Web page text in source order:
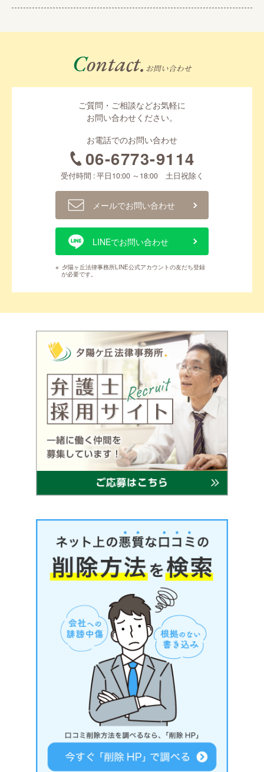
Contact. お問い合わせ
ご質問・ご相談などお気軽に
お問い合わせください。
お電話でのお問い合わせ
06-6773-9114
受付時間 : 平日10:00 ～18:00 土日祝除く
メールでお問い合わせ
LINEでお問い合わせ
※ 夕陽ヶ丘法律事務所LINE公式アカウントの友だち登録
が必要です。